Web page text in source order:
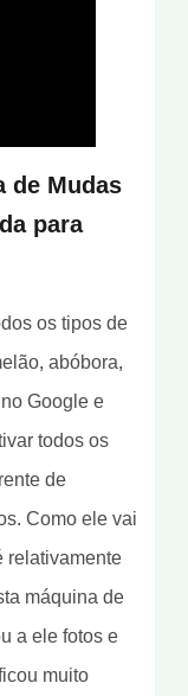
de Mudas
para
os tipos de
abóbora,
Google e
todos os
de
Como ele vai
relativamente
máquina de
a ele fotos e
muito